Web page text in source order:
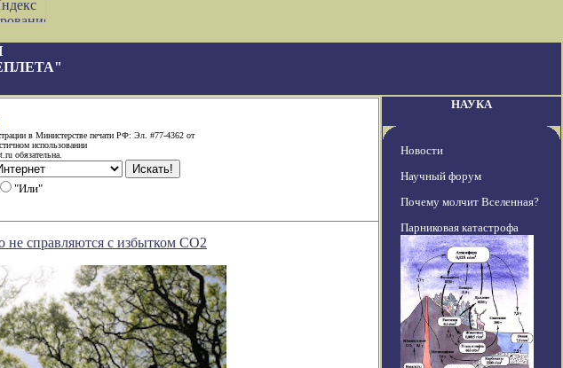
в Министерстве печати РФ: Эл. #77-4362 от
использовании
обязательна.
"Или"
не справляются с избытком СО2
НАУКА
Новости
Научный форум
Почему молчит Вселенная?
Парниковая катастрофа